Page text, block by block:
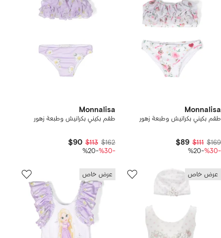
Monnalisa
طقم بكيني بكرانيش وطبعة زهور
$169
$111
$89
-%30
-%20
Monnalisa
طقم بكيني بكرانيش وطبعة زهور
$162
$113
$90
-%30
-%20
عرض خاص عرض خاص